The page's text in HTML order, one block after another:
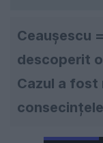
Ceaușescu
descoperit
Cazul a fost